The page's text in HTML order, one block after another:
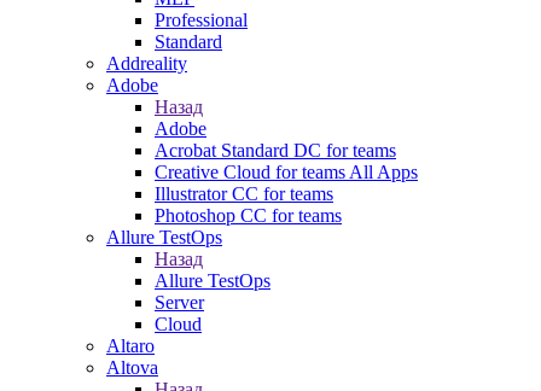
Professional
Standard
Addreality
Adobe
Назад
Adobe
Acrobat Standard DC for teams
Creative Cloud for teams All Apps
Illustrator CC for teams
Photoshop CC for teams
Allure TestOps
Назад
Allure TestOps
Server
Cloud
Altaro
Altova